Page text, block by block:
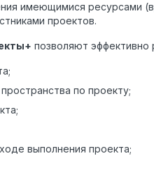
имеющимися ресурсами
проектов.
позволяют
по проекту;
выполнения проекта;